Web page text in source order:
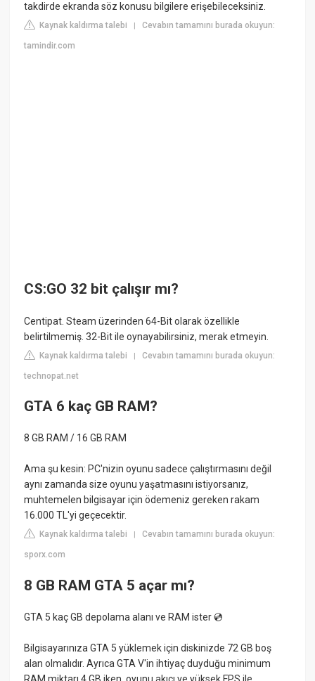
takdirde ekranda söz konusu bilgilere erişebileceksiniz.
Kaynak kaldırma talebi |Cevabın tamamını burada okuyun:
tamindir.com
CS:GO 32 bit çalışır mı?
Centipat. Steam üzerinden 64-Bit olarak özellikle
belirtilmemiş. 32-Bit ile oynayabilirsiniz, merak etmeyin.
Kaynak kaldırma talebi |Cevabın tamamını burada okuyun:
technopat.net
GTA 6 kaç GB RAM?
8 GB RAM / 16 GB RAM
Ama şu kesin: PC'nizin oyunu sadece çalıştırmasını değil
aynı zamanda size oyunu yaşatmasını istiyorsanız,
muhtemelen bilgisayar için ödemeniz gereken rakam
16.000 TL'yi geçecektir.
Kaynak kaldırma talebi |Cevabın tamamını burada okuyun:
sporx.com
8 GB RAM GTA 5 açar mı?
GTA 5 kaç GB depolama alanı ve RAM ister 💿
Bilgisayarınıza GTA 5 yüklemek için diskinizde 72 GB boş
alan olmalıdır. Ayrıca GTA V'in ihtiyaç duyduğu minimum